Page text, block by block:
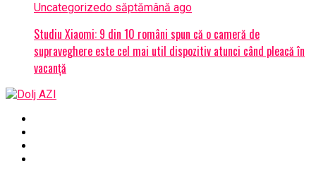
Uncategorizedo săptămână ago
Studiu Xiaomi: 9 din 10 români spun că o cameră de
supraveghere este cel mai util dispozitiv atunci când pleacă în
vacanță